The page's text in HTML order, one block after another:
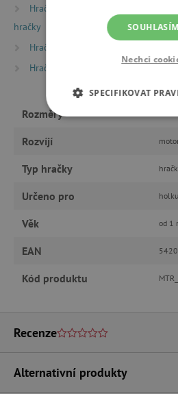
Hračky dle typu
hračky
Hračky dle věku
Hračky dle věku
Hry a hračky
Rozměry
Rozvíjí
Typ hračky
Určeno pro
Věk od 1
EAN
Kód produktu
Recenze
Alternativní produkty
SOUHLASÍM
Nechci
SPECIFIKOVAT
NEZBYTNĚ NUTNÉ
FUNKČNÍ SOUBORY
Nezbytně nutné
přihlášení uživatele a správa
stránky nelze bez nezbytně
cookie správně používat.